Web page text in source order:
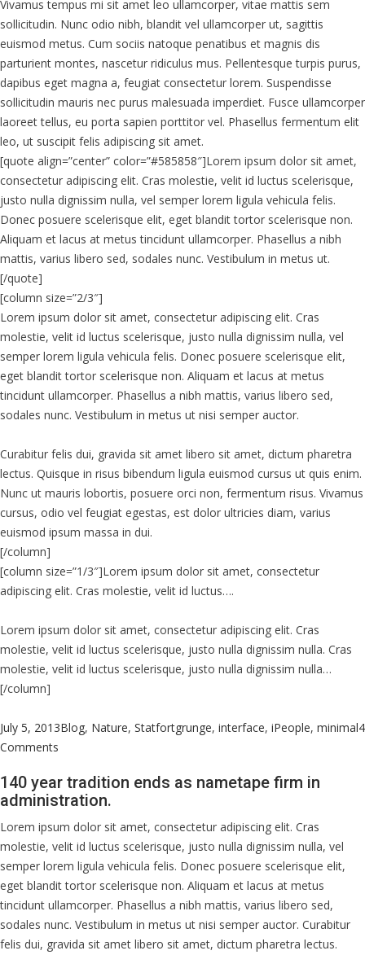
Vivamus tempus mi sit amet leo ullamcorper, vitae mattis sem
sollicitudin. Nunc odio nibh, blandit vel ullamcorper ut, sagittis
euismod metus. Cum sociis natoque penatibus et magnis dis
parturient montes, nascetur ridiculus mus. Pellentesque turpis purus,
dapibus eget magna a, feugiat consectetur lorem. Suspendisse
sollicitudin mauris nec purus malesuada imperdiet. Fusce ullamcorper
laoreet tellus, eu porta sapien porttitor vel. Phasellus fermentum elit
leo, ut suscipit felis adipiscing sit amet.
[quote align=”center” color=”#585858″]Lorem ipsum dolor sit amet,
consectetur adipiscing elit. Cras molestie, velit id luctus scelerisque,
justo nulla dignissim nulla, vel semper lorem ligula vehicula felis.
Donec posuere scelerisque elit, eget blandit tortor scelerisque non.
Aliquam et lacus at metus tincidunt ullamcorper. Phasellus a nibh
mattis, varius libero sed, sodales nunc. Vestibulum in metus ut.
[/quote]
[column size=”2/3″]
Lorem ipsum dolor sit amet, consectetur adipiscing elit. Cras
molestie, velit id luctus scelerisque, justo nulla dignissim nulla, vel
semper lorem ligula vehicula felis. Donec posuere scelerisque elit,
eget blandit tortor scelerisque non. Aliquam et lacus at metus
tincidunt ullamcorper. Phasellus a nibh mattis, varius libero sed,
sodales nunc. Vestibulum in metus ut nisi semper auctor.
Curabitur felis dui, gravida sit amet libero sit amet, dictum pharetra
lectus. Quisque in risus bibendum ligula euismod cursus ut quis enim.
Nunc ut mauris lobortis, posuere orci non, fermentum risus. Vivamus
cursus, odio vel feugiat egestas, est dolor ultricies diam, varius
euismod ipsum massa in dui.
[/column]
[column size=”1/3″]Lorem ipsum dolor sit amet, consectetur
adipiscing elit. Cras molestie, velit id luctus….
Lorem ipsum dolor sit amet, consectetur adipiscing elit. Cras
molestie, velit id luctus scelerisque, justo nulla dignissim nulla. Cras
molestie, velit id luctus scelerisque, justo nulla dignissim nulla…
[/column]
Posted
on
July 5, 2013Categories
Blog, Nature, StatfortTags
grunge, interface, iPeople, minimal4
Comments
face
unannounced
inspections
over
parents’
behaviour
concerns.
140 year tradition ends as nametape firm in
administration.
Lorem ipsum dolor sit amet, consectetur adipiscing elit. Cras
molestie, velit id luctus scelerisque, justo nulla dignissim nulla, vel
semper lorem ligula vehicula felis. Donec posuere scelerisque elit,
eget blandit tortor scelerisque non. Aliquam et lacus at metus
tincidunt ullamcorper. Phasellus a nibh mattis, varius libero sed,
sodales nunc. Vestibulum in metus ut nisi semper auctor. Curabitur
felis dui, gravida sit amet libero sit amet, dictum pharetra lectus.